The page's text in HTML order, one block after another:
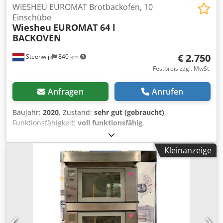
Steenwijk 840 km
WIESHEU EUROMAT Brotbackofen, 10
Einschübe
Wiesheu EUROMAT 64 l
BACKOVEN
€ 2.750
Festpreis zzgl. MwSt.
Anfragen Anrufen
Baujahr: 2020, Zustand: sehr gut (gebraucht),
Funktionsfähigkeit: voll funktionsfähig,
Maschinen-/Fahrzeugnummer:
BROTBACKOFEN 10-STELLIG Wiesheu Brotbackofen
Euromat – 10-stellig | Baujahr 2020 | Sehr guter Zustand |
Inkl. fahrbarem Untergestell Zum Verkauf angeboten:
Wiesheu Euromat Brotbackofen (10-stellig) aus Baujahr
2020. Der Ofen befindet sich in sehr gutem Zustand und
wurde stets gepflegt gewartet. Wird inklusive fahrbarem
Untergestell geliefert – ideal für flexible Aufstellung in
Bäckerei, Geschäft oder Foodtruck. Merkmale • Marke:
Kleinanzeige